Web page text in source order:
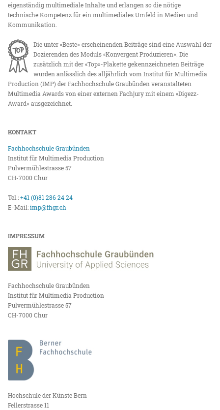
eigenständig multimediale Inhalte und erlangen so die nötige
technische Kompetenz für ein multimediales Umfeld in Medien und
Kommunikation.
Die unter «Beste» erscheinenden Beiträge sind eine Auswahl der
Dozierenden des Moduls «Konvergent Produzieren». Die
zusätzlich mit der «Top»-Plakette gekennzeichneten Beiträge
wurden anlässlich des alljährlich vom Institut für Multimedia
Production (IMP) der Fachhochschule Graubünden veranstalteten
Multimedia Awards von einer externen Fachjury mit einem «Digezz-
Award» ausgezeichnet.
KONTAKT
Fachhochschule Graubünden
Institut für Multimedia Production
Pulvermühlestrasse 57
CH-7000 Chur
Tel.:+41 (0)81 286 24 24
E-Mail:imp@fhgr.ch
IMPRESSUM
Fachhochschule Graubünden
Institut für Multimedia Production
Pulvermühlestrasse 57
CH-7000 Chur
Hochschule der Künste Bern
Fellerstrasse 11